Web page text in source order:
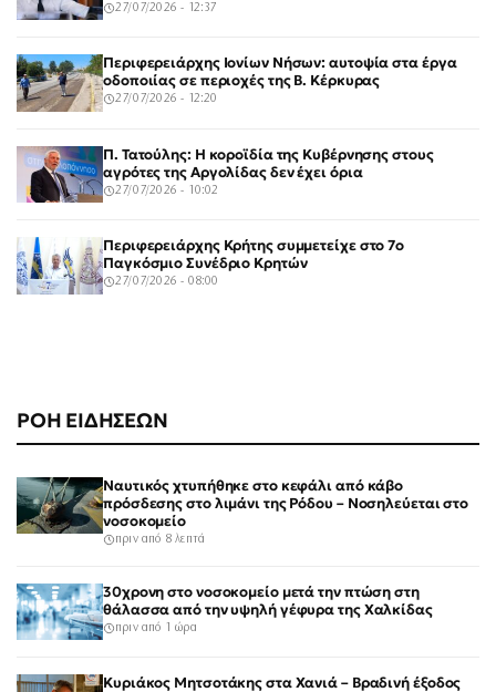
ΡΟΗ ΕΙΔΗΣΕΩΝ
Ναυτικός χτυπήθηκε στο κεφάλι από κάβο
πρόσδεσης στο λιμάνι της Ρόδου – Νοσηλεύεται στο
νοσοκομείο
πριν από 8 λεπτά
30χρονη στο νοσοκομείο μετά την πτώση στη
θάλασσα από την υψηλή γέφυρα της Χαλκίδας
πριν από 1 ώρα
Κυριάκος Μητσοτάκης στα Χανιά – Βραδινή έξοδος
27/07/2026 - 12:37
Περιφερειάρχης Ιονίων Νήσων: αυτοψία στα έργα
οδοποιίας σε περιοχές της Β. Κέρκυρας
27/07/2026 - 12:20
Π. Τατούλης: Η κοροϊδία της Κυβέρνησης στους
αγρότες της Αργολίδας δεν έχει όρια
27/07/2026 - 10:02
Περιφερειάρχης Κρήτης συμμετείχε στο 7ο
Παγκόσμιο Συνέδριο Κρητών
27/07/2026 - 08:00